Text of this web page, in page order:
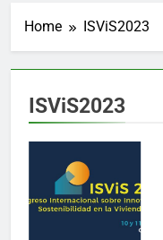
Home ISViS2023
ISViS2023